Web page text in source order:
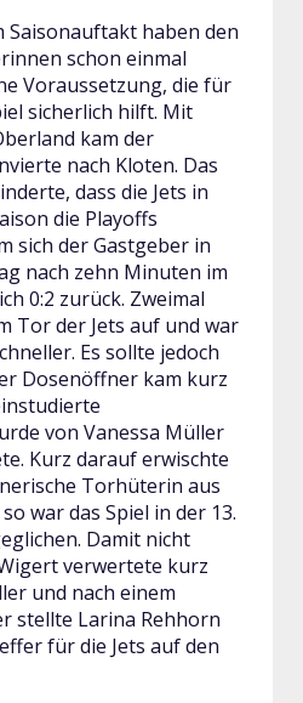
Saisonauftakt haben den
schon einmal
Voraussetzung, die für
sicherlich hilft. Mit
kam der
nach Kloten. Das
dass die Jets in
die Playoffs
sich der Gastgeber in
nach zehn Minuten im
0:2 zurück. Zweimal
Tor der Jets auf und war
Es sollte jedoch
Dosenöffner kam kurz
von Vanessa Müller
Kurz darauf erwischte
Torhüterin aus
war das Spiel in der 13.
Damit nicht
verwertete kurz
und nach einem
stellte Larina Rehhorn
für die Jets auf den